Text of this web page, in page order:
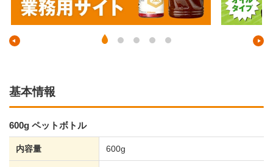
基本情報
600g ペットボトル
内容量 600g